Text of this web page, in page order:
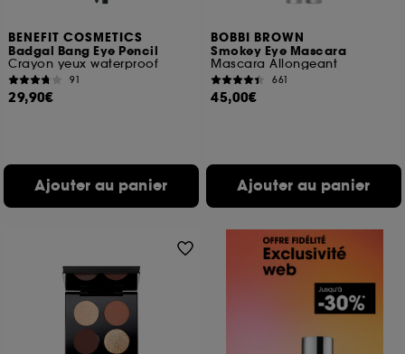
BENEFIT COSMETICS
Badgal Bang Eye Pencil
Crayon yeux waterproof
91
29,90€
Ajouter au panier
BOBBI BROWN
Smokey Eye Mascara
Mascara Allongeant
661
45,00€
Ajouter au panier